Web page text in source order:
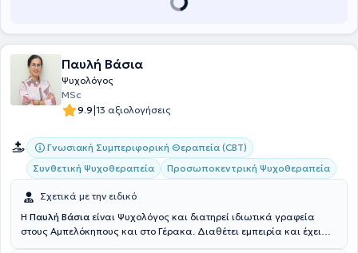
Παυλή Βάσια
Ψυχολόγος
MSc
9.9|13 αξιολογήσεις
Γνωσιακή Συμπεριφορική Θεραπεία (CBT)
Συνθετική Ψυχοθεραπεία
Προσωποκεντρική Ψυχοθεραπεία
Σχετικά με την ειδικό
Η Παυλή Βάσια είναι Ψυχολόγος και διατηρεί ιδιωτικά γραφεία
στους Αμπελόκηπους και στο Γέρακα. Διαθέτει εμπειρία και έχει